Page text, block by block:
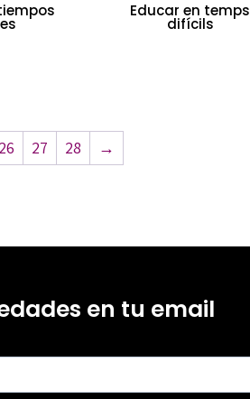
Educar en temps
difícils
26 27 28 →
en tu email